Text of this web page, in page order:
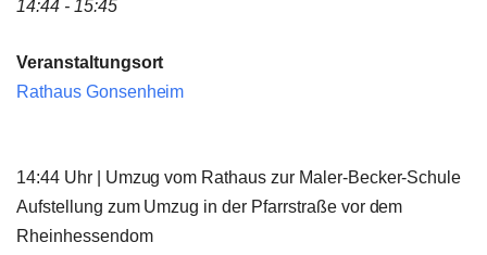
14:44 - 15:45
Veranstaltungsort
Rathaus Gonsenheim
14:44 Uhr |
Umzug vom Rathaus zur Maler-Becker-Schule
Aufstellung zum Umzug in der Pfarrstraße vor dem
Rheinhessendom